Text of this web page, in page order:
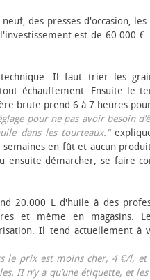
des presses d'occasion,
est de 60.000
Il faut trier les
échauffement. Ensuite le
brute prend 6 à 7 heures
pour ne pas avoir besoin
dans les tourteaux."
semaines en fût et aucun
ensuite démarcher, se faire
20.000 L d'huile à des
et même en magasins.
Il tend actuellement à
le prix est moins cher, 4 €/l, et
II n’y a qu’une étiquette, et